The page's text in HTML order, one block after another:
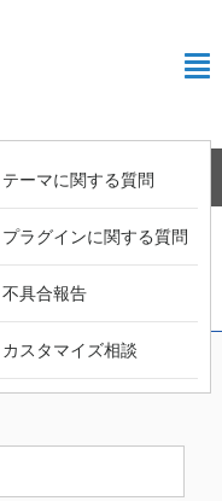
テーマに関する質問
プラグインに関する質問
不具合報告
カスタマイズ相談